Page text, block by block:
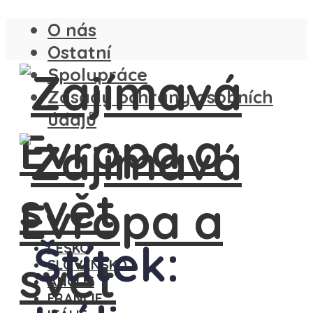
O nás
Ostatní
Spolupráce
Zásady ochrany osobních
údajů
ČESKO
SLOVENSKO
ANGLIE
FRANCIE
Štítek: